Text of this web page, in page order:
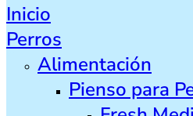
Inicio
Perros
Alimentación
Pienso para